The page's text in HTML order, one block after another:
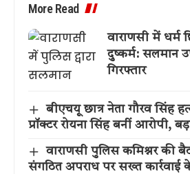
More Read
वाराणसी में धर्म
दुष्कर्म: सलमान
गिरफ्तार
बीएचयू छात्र नेता गौरव सिंह
प्रॉक्टर रोयना सिंह बनीं आरोपी,
वाराणसी पुलिस कमिश्नर की
संगठित अपराध पर सख्त कार्रवाई